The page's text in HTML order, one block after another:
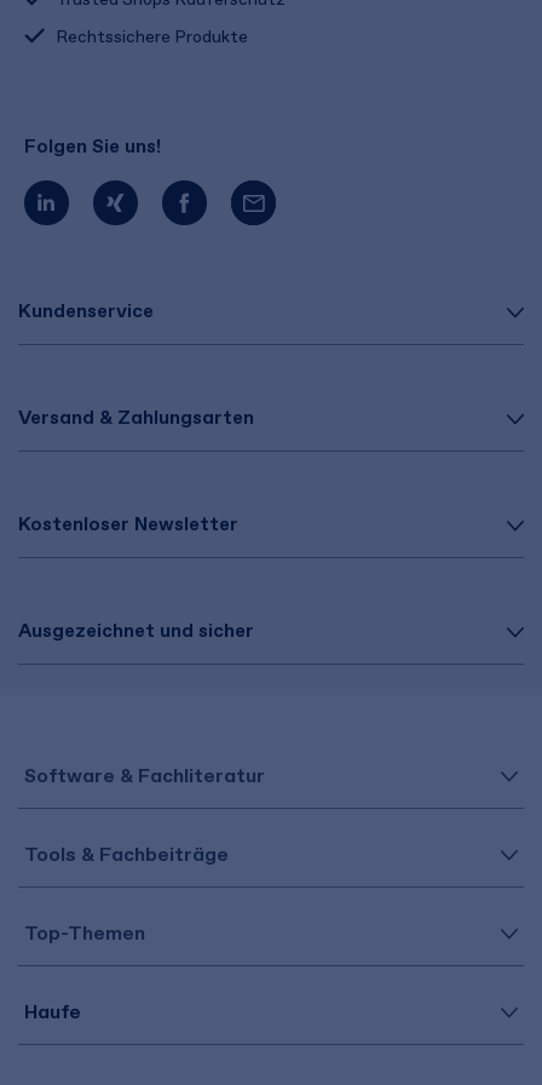
Kundenservice
Versand & Zahlungsarten
Kostenloser Newsletter
Ausgezeichnet und sicher
Rechtssichere Produkte
Folgen Sie uns!
Software & Fachliteratur
Tools & Fachbeiträge
Top-Themen
Haufe